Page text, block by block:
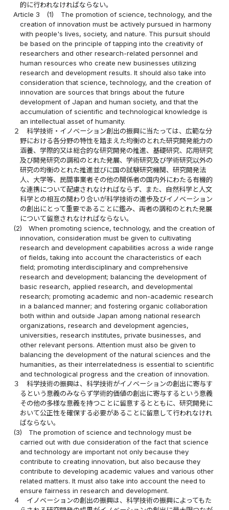
的に行われなければならない。
Article 3
(1)
The promotion of science, technology, and the
creation of innovation must be actively pursued in harmony
with people's lives, society, and nature. This pursuit should
be based on the principle of tapping into the creativity of
researchers and other research-related personnel and
human resources who create new businesses utilizing
research and development results. It should also take into
consideration that science, technology, and the creation of
innovation are sources that brings about the future
development of Japan and human society, and that the
accumulation of scientific and technological knowledge is
an intellectual asset of humanity.
２
科学技術・イノベーション創出の振興に当たっては、広範な分
野における各分野の特性を踏まえた均衡のとれた研究開発能力の
涵養、学際的又は総合的な研究開発の推進、基礎研究、応用研究
及び開発研究の調和のとれた発展、学術研究及び学術研究以外の
研究の均衡のとれた推進並びに国の試験研究機関、研究開発法
人、大学等、民間事業者その他の関係者の国内外にわたる有機的
な連携について配慮されなければならず、また、自然科学と人文
科学との相互の関わり合いが科学技術の進歩及びイノベーション
の創出にとって重要であることに鑑み、両者の調和のとれた発展
について留意されなければならない。
(2)
When promoting science, technology, and the creation of
innovation, consideration must be given to cultivating
research and development capabilities across a wide range
of fields, taking into account the characteristics of each
field; promoting interdisciplinary and comprehensive
research and development; balancing the development of
basic research, applied research, and developmental
research; promoting academic and non-academic research
in a balanced manner; and fostering organic collaboration
both within and outside Japan among national research
organizations, research and development agencies,
universities, research institutes, private businesses, and
other relevant persons. Attention must also be given to
balancing the development of the natural sciences and the
humanities, as their interrelatedness is essential to scientific
and technological progress and the creation of innovation.
３
科学技術の振興は、科学技術がイノベーションの創出に寄与す
るという意義のみならず学術的価値の創出に寄与するという意義
その他の多様な意義を持つことに留意するとともに、研究開発に
おいて公正性を確保する必要があることに留意して行われなけれ
ばならない。
(3)
The promotion of science and technology must be
carried out with due consideration of the fact that science
and technology are important not only because they
contribute to creating innovation, but also because they
contribute to developing academic values and various other
related matters. It must also take into account the need to
ensure fairness in research and development.
４
イノベーションの創出の振興は、科学技術の振興によってもた